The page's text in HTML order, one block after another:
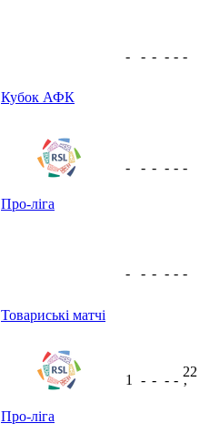
Кубок АФК
- - - - - -
Про-ліга
- - - - - -
Товариські матчі
- - - - - -
Про-ліга
1 - - - -
22
ʼ